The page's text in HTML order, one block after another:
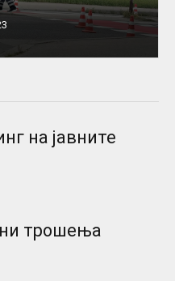
на јавните
трошења